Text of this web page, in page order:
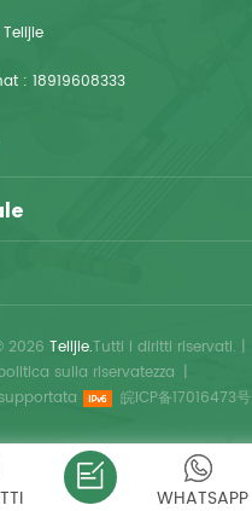
Telijie
: 18919608333
2026 Telijie.Tutti i diritti riservati. |
sulla riservatezza |
皖ICP备17016473号
WHATSAPP